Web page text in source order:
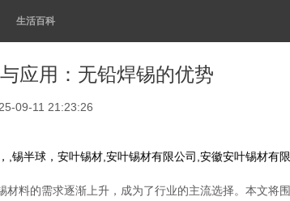
生活百科
应用：无铅焊锡的优势
09-11 21:23:26
锡半球，安叶锡材,安叶锡材有限公司,安徽安叶锡材有
料的需求逐渐上升，成为了行业的主流选择。本文将